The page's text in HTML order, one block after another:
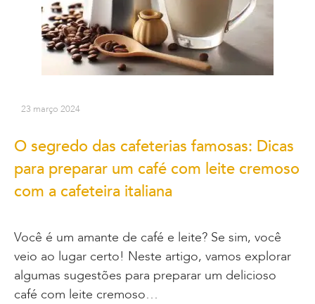
23 março 2024
O segredo das cafeterias famosas: Dicas
para preparar um café com leite cremoso
com a cafeteira italiana
Você é um amante de café e leite? Se sim, você
veio ao lugar certo! Neste artigo, vamos explorar
algumas sugestões para preparar um delicioso
café com leite cremoso…